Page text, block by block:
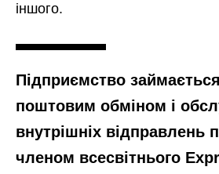
іншого.
Підприємство
поштовим обміном і
внутрішніх відправлень
членом всесвітнього